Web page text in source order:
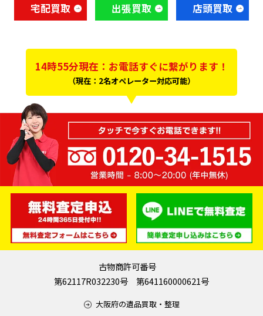
宅配買取 出張買取 店頭買取
14時55分現在：お電話すぐに繋がります！
（現在：2名オペレーター対応可能）
古物商許可番号
第62117R032230号 第641160000621号
大阪府の遺品買取・整理